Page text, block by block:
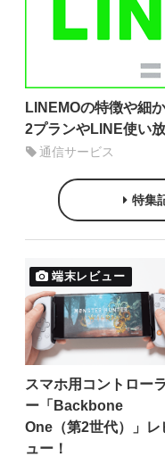
LINEMOの特徴や細
2プランやLINE使い
通信サービス
特集
端末レビュー
スマホ用コントローラ
ー「Backbone
One（第2世代）」レ
ュー！